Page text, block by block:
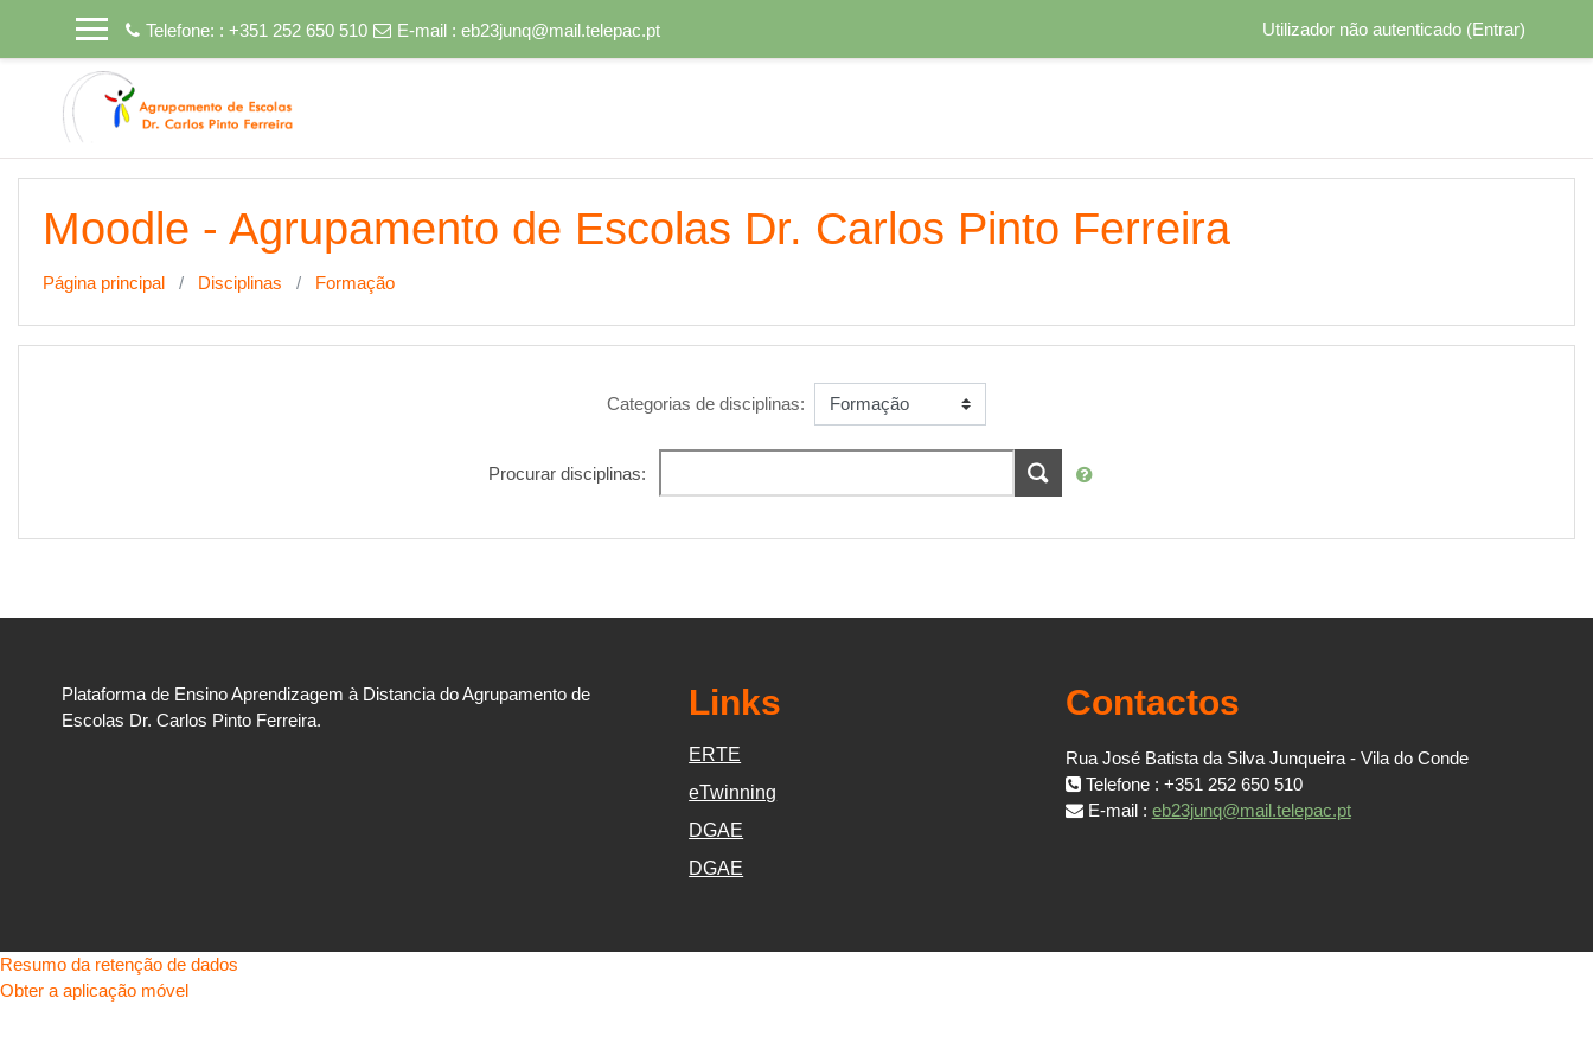
Telefone: : +351 252 650 510
E-mail : eb23junq@mail.telepac.pt Utilizador não autenticado (Entrar)
Moodle - Agrupamento de Escolas Dr. Carlos Pinto Ferreira
Página principal Disciplinas Formação
Categorias de disciplinas:
Procurar disciplinas:
Plataforma de Ensino Aprendizagem à Distancia do Agrupamento de
Escolas Dr. Carlos Pinto Ferreira.
Links
ERTE
eTwinning
DGAE
DGAE
Contactos
Rua José Batista da Silva Junqueira - Vila do Conde
Telefone : +351 252 650 510
E-mail : eb23junq@mail.telepac.pt
Resumo da retenção de dados
Obter a aplicação móvel